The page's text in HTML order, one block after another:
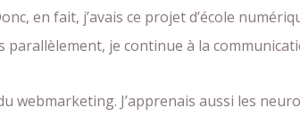
en fait, j’avais ce projet d’école
je continue à la
webmarketing. J’apprenais aussi les